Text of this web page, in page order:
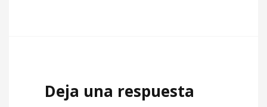
Deja una respuesta